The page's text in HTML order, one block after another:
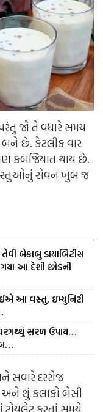
જો તે વધારે સમય
છે. કેટલીક વાર
કબજિયાત થાય છે.
વસ્તુઓનું સેવન ખુબ જ
બેકાબુ ડાયાબિટીસ
ગયા આ દેશી છોડની
આ વસ્તુ, ઇમ્યુનિટી
સરળ ઉપાય…
સવારે દરરોજ
અને શું કલાકો બેસી